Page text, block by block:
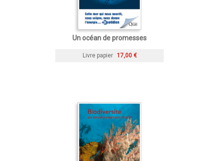
Un océan de promesses
Livre papier 17,00 €